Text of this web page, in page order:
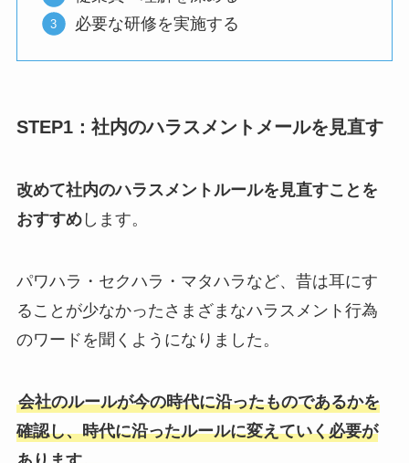
必要な研修を実施する
STEP1：社内のハラスメントメールを見直す
改めて社内のハラスメントルールを見直すことを
おすすめします。
パワハラ・セクハラ・マタハラなど、昔は耳にす
ることが少なかったさまざまなハラスメント行為
のワードを聞くようになりました。
会社のルールが今の時代に沿ったものであるかを
確認し、時代に沿ったルールに変えていく必要が